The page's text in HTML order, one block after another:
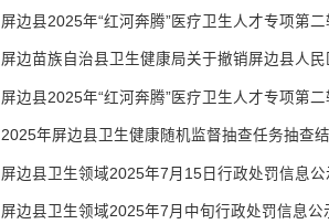
屏边县2025年“红河奔腾”医疗卫生人才专项第
屏边县2025年“红河奔腾”医疗卫生人才专项第
2025年屏边县卫生健康随机监督抽查任务抽查
屏边县卫生领域2025年7月15日行政处罚信息公
屏边县卫生领域2025年7月中旬行政处罚信息公